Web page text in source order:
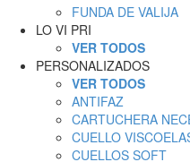
FUNDA DE VALIJA
LO VI PRI
VER TODOS
PERSONALIZADOS
VER TODOS
ANTIFAZ
CARTUCHERA
CUELLO
CUELLOS SOFT